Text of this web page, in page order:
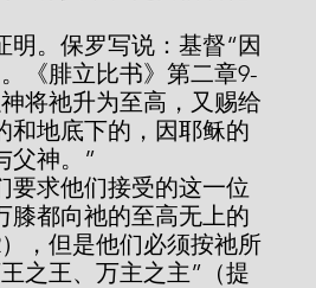
《腓立比书》第二章9-
将祂升为至高，又赐给
和地底下的，因耶稣的
父神。”
膝都向祂的至高无上的
，但是他们必须按祂所
之王、万主之主”（提